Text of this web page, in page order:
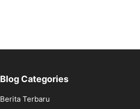
Blog Categories
Berita Terbaru